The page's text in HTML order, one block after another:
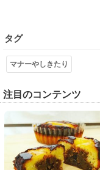
タグ
マナーやしきたり
注目のコンテンツ